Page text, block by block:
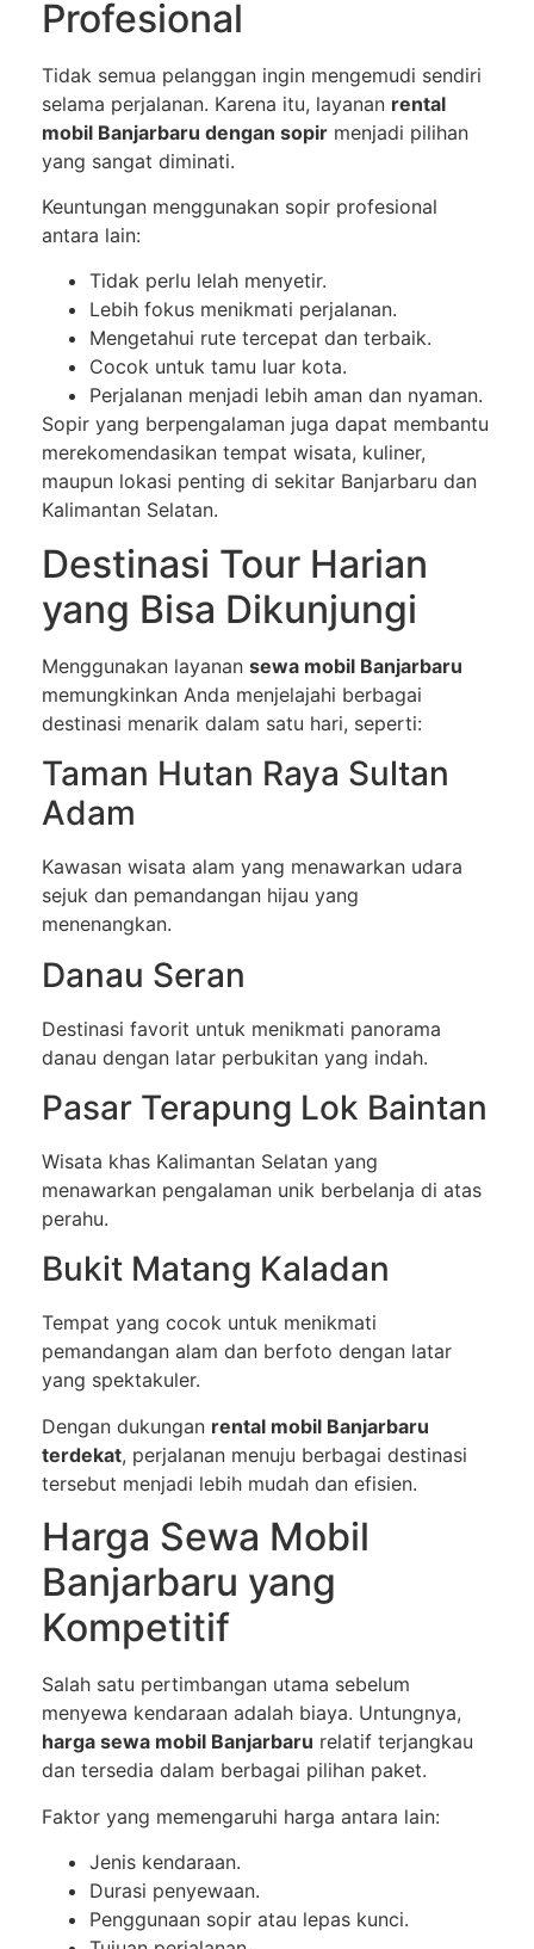
Profesional
Tidak semua pelanggan ingin mengemudi sendiri
selama perjalanan. Karena itu, layanan rental
mobil Banjarbaru dengan sopir menjadi pilihan
yang sangat diminati.
Keuntungan menggunakan sopir profesional
antara lain:
Tidak perlu lelah menyetir.
Lebih fokus menikmati perjalanan.
Mengetahui rute tercepat dan terbaik.
Cocok untuk tamu luar kota.
Perjalanan menjadi lebih aman dan nyaman.
Sopir yang berpengalaman juga dapat membantu
merekomendasikan tempat wisata, kuliner,
maupun lokasi penting di sekitar Banjarbaru dan
Kalimantan Selatan.
Destinasi Tour Harian
yang Bisa Dikunjungi
Menggunakan layanan sewa mobil Banjarbaru
memungkinkan Anda menjelajahi berbagai
destinasi menarik dalam satu hari, seperti:
Taman Hutan Raya Sultan
Adam
Kawasan wisata alam yang menawarkan udara
sejuk dan pemandangan hijau yang
menenangkan.
Danau Seran
Destinasi favorit untuk menikmati panorama
danau dengan latar perbukitan yang indah.
Pasar Terapung Lok Baintan
Wisata khas Kalimantan Selatan yang
menawarkan pengalaman unik berbelanja di atas
perahu.
Bukit Matang Kaladan
Tempat yang cocok untuk menikmati
pemandangan alam dan berfoto dengan latar
yang spektakuler.
Dengan dukungan rental mobil Banjarbaru
terdekat, perjalanan menuju berbagai destinasi
tersebut menjadi lebih mudah dan efisien.
Harga Sewa Mobil
Banjarbaru yang
Kompetitif
Salah satu pertimbangan utama sebelum
menyewa kendaraan adalah biaya. Untungnya,
harga sewa mobil Banjarbaru relatif terjangkau
dan tersedia dalam berbagai pilihan paket.
Faktor yang memengaruhi harga antara lain:
Jenis kendaraan.
Durasi penyewaan.
Penggunaan sopir atau lepas kunci.